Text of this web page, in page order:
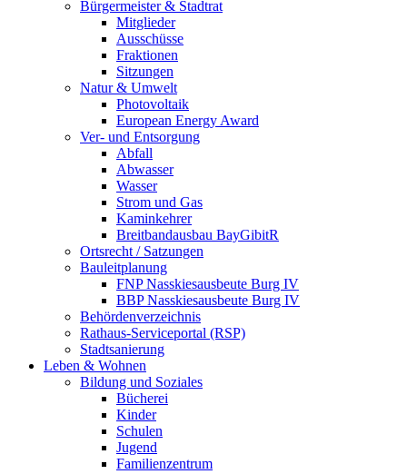
Bürgermeister & Stadtrat
Mitglieder
Ausschüsse
Fraktionen
Sitzungen
Natur & Umwelt
Photovoltaik
European Energy Award
Ver- und Entsorgung
Abfall
Abwasser
Wasser
Strom und Gas
Kaminkehrer
Breitbandausbau BayGibitR
Ortsrecht / Satzungen
Bauleitplanung
FNP Nasskiesausbeute Burg IV
BBP Nasskiesausbeute Burg IV
Behördenverzeichnis
Rathaus-Serviceportal (RSP)
Stadtsanierung
Leben & Wohnen
Bildung und Soziales
Bücherei
Kinder
Schulen
Jugend
Familienzentrum